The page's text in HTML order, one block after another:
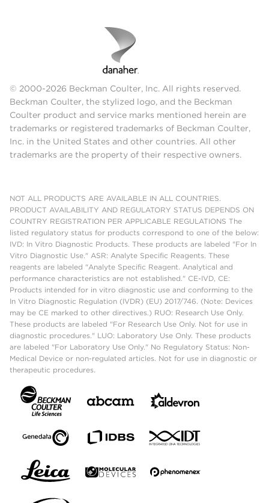
© 2000-2026 Beckman Coulter, Inc. All rights reserved.
Beckman Coulter, the stylized logo, and the Beckman
Coulter product and service marks mentioned herein are
trademarks or registered trademarks of Beckman Coulter,
Inc. in the United States and other countries. All other
trademarks are the property of their respective owners.
NOT ALL PRODUCTS ARE AVAILABLE IN ALL COUNTRIES.
PRODUCT AVAILABILITY AND REGULATORY STATUS DEPENDS ON
COUNTRY REGISTRATION PER APPLICABLE REGULATIONS The
listed regulatory status for products correspond to one of the below:
IVD: In Vitro Diagnostic Products. These products are labeled "For In
Vitro Diagnostic Use." ASR: Analyte Specific Reagents. These
reagents are labeled "Analyte Specific Reagent. Analytical and
performance characteristics are not established." CE-IVD, CE:
Products intended for in vitro diagnostic use and conforming to the
In Vitro Diagnostic Regulation (IVDR) (EU) 2017/746. (Note: Devices
may be CE marked to other directives.) RUO: Research Use Only.
These products are labeled "For Research Use Only. Not for use in
diagnostic procedures." LUO: Laboratory Use Only. These products
are labeled "For Laboratory Use Only." No Regulatory Status: Non-
Medical Device or non-regulated articles. Not for use in diagnostic or
therapeutic procedures.